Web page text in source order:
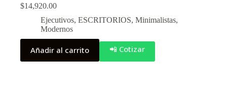
$14,920.00
Ejecutivos, ESCRITORIOS, Minimalistas,
Modernos
Añadir al carrito 📲 Cotizar